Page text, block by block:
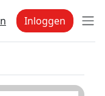
Inloggen